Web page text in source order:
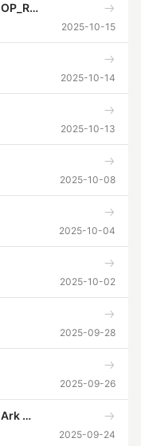
Bitcoin Core 与 Bitcoin Knots：关于 OP_RETURN 的争议是为了什么
2025-10-15
2025-10-14
2025-10-13
2025-10-08
2025-10-04
2025-10-02
2025-09-28
2025-09-26
hArk 和 Erk：使用 CTV 和 CSFS 改进 Ark 协议
2025-09-24